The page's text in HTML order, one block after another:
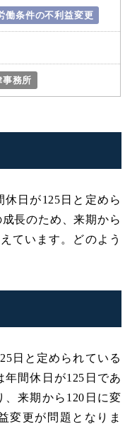
働条件の不利益変更
務所
日が125日と定めら
長のため、来期から
ています。どのよう
日と定められている
間休日が125日であ
、来期から120日に変
変更が問題となりま